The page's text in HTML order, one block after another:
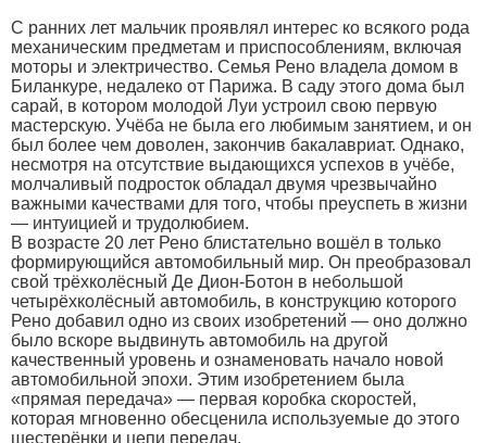
С ранних лет мальчик проявлял интерес ко всякого рода
механическим предметам и приспособлениям, включая
моторы и электричество. Семья Рено владела домом в
Биланкуре, недалеко от Парижа. В саду этого дома был
сарай, в котором молодой Луи устроил свою первую
мастерскую. Учёба не была его любимым занятием, и он
был более чем доволен, закончив бакалавриат. Однако,
несмотря на отсутствие выдающихся успехов в учёбе,
молчаливый подросток обладал двумя чрезвычайно
важными качествами для того, чтобы преуспеть в жизни
— интуицией и трудолюбием.
В возрасте 20 лет Рено блистательно вошёл в только
формирующийся автомобильный мир. Он преобразовал
свой трёхколёсный Де Дион-Ботон в небольшой
четырёхколёсный автомобиль, в конструкцию которого
Рено добавил одно из своих изобретений — оно должно
было вскоре выдвинуть автомобиль на другой
качественный уровень и ознаменовать начало новой
автомобильной эпохи. Этим изобретением была
«прямая передача» — первая коробка скоростей,
которая мгновенно обесценила используемые до этого
шестерёнки и цепи передач.